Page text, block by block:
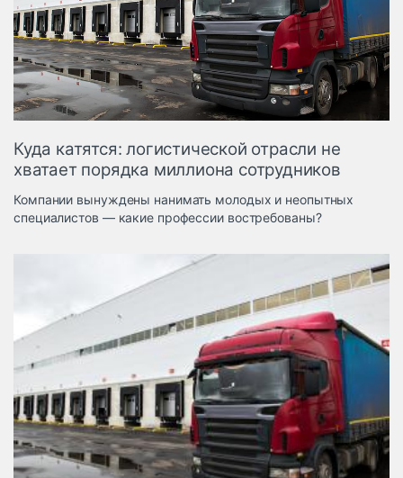
Логистика, грузы
Негабаритные и
опасные грузы
Безопасность и
страхование
Таможня и ВЭД
грузовые
терминалы
транспорт
Автосервис,
запчасти, шины
Топливо, масла и
автохимия
Дзен
Куда катятся: логистической отрасли не
хватает порядка миллиона сотрудников
Компании вынуждены нанимать молодых и неопытных
специалистов — какие профессии востребованы?